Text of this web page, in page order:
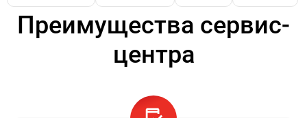
Преимущества сервис-
центра